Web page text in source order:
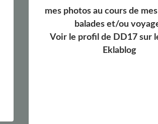
mes photos au cours de
balades et/ou
Voir le profil de DD17sur
Eklablog